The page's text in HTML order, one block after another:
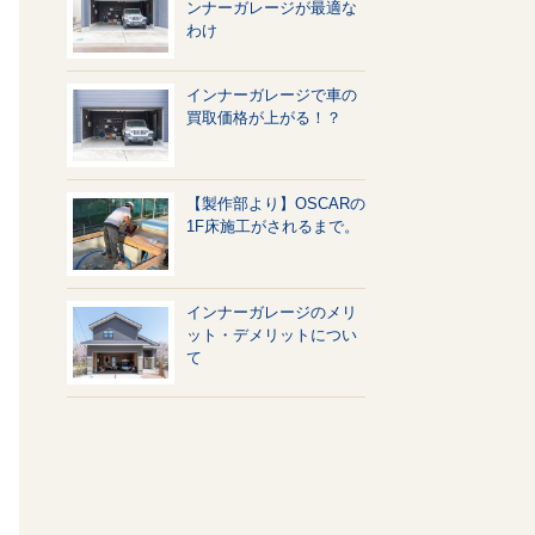
ンナーガレージが最適な
わけ
インナーガレージで車の
買取価格が上がる！？
【製作部より】OSCARの
1F床施工がされるまで。
インナーガレージのメリ
ット・デメリットについ
て